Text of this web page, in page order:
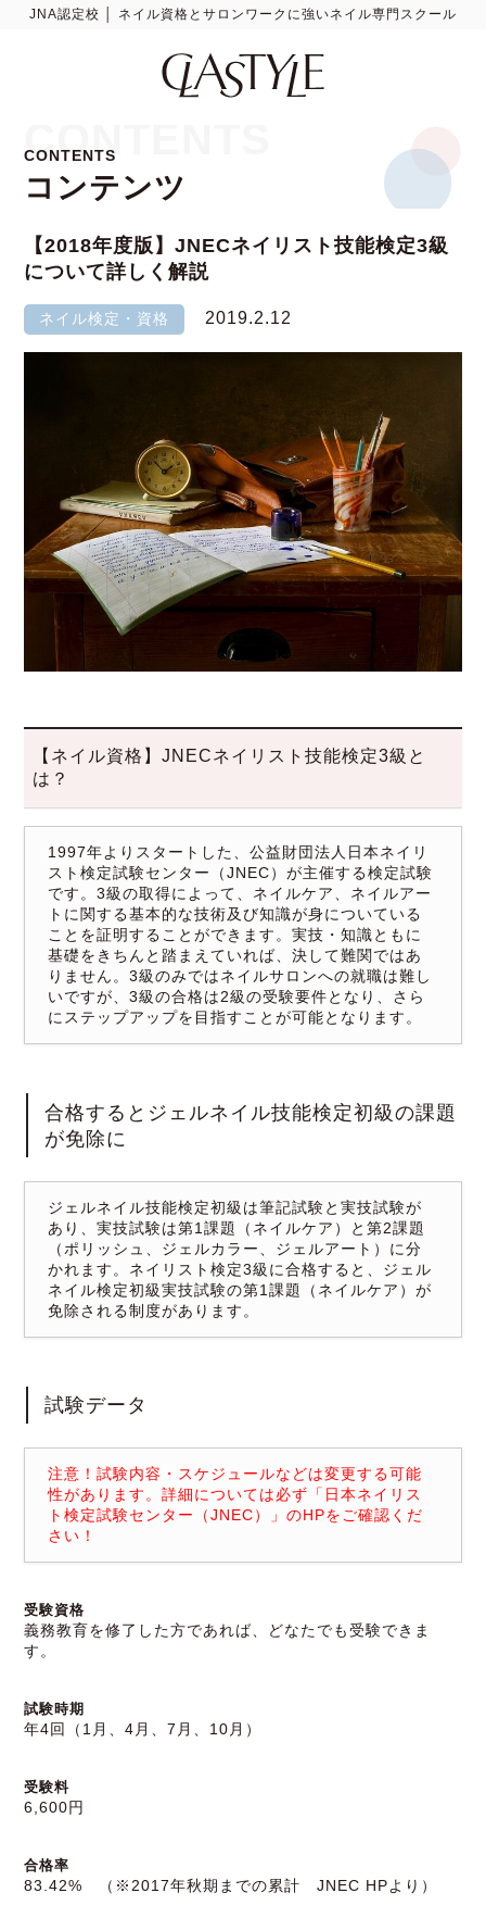
JNA認定校 │ ネイル資格とサロンワークに強いネイル専門スクール
CONTENTS
コンテンツ
CONTENTS
【2018年度版】JNECネイリスト技能検定3級
について詳しく解説
ネイル検定・資格 2019.2.12
【ネイル資格】JNECネイリスト技能検定3級と
は？
1997年よりスタートした、公益財団法人日本ネイリ
スト検定試験センター（JNEC）が主催する検定試験
です。3級の取得によって、ネイルケア、ネイルアー
トに関する基本的な技術及び知識が身についている
ことを証明することができます。実技・知識ともに
基礎をきちんと踏まえていれば、決して難関ではあ
りません。3級のみではネイルサロンへの就職は難し
いですが、3級の合格は2級の受験要件となり、さら
にステップアップを目指すことが可能となります。
合格するとジェルネイル技能検定初級の課題
が免除に
ジェルネイル技能検定初級は筆記試験と実技試験が
あり、実技試験は第1課題（ネイルケア）と第2課題
（ポリッシュ、ジェルカラー、ジェルアート）に分
かれます。ネイリスト検定3級に合格すると、ジェル
ネイル検定初級実技試験の第1課題（ネイルケア）が
免除される制度があります。
試験データ
注意！試験内容・スケジュールなどは変更する可能
性があります。詳細については必ず「日本ネイリス
ト検定試験センター（JNEC）」のHPをご確認くだ
さい！
受験資格
義務教育を修了した方であれば、どなたでも受験できま
す。
試験時期
年4回（1月、4月、7月、10月）
受験料
6,600円
合格率
83.42% （※2017年秋期までの累計 JNEC HPより）